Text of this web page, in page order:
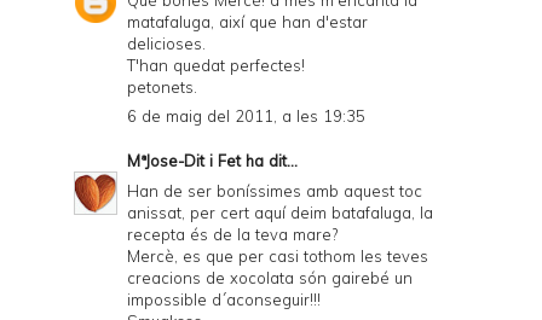
matafaluga, així que han d'estar
delicioses.
T'han quedat perfectes!
petonets.
6 de maig del 2011, a les 19:35
MªJose-Dit i Fetha dit...
Han de ser boníssimes amb aquest toc
anissat, per cert aquí deim batafaluga, la
recepta és de la teva mare?
Mercè, es que per casi tothom les teves
creacions de xocolata són gairebé un
impossible d´aconseguir!!!